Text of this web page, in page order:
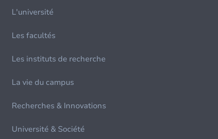
L'université
Les facultés
Les instituts de recherche
La vie du campus
Recherches & Innovations
Université & Société